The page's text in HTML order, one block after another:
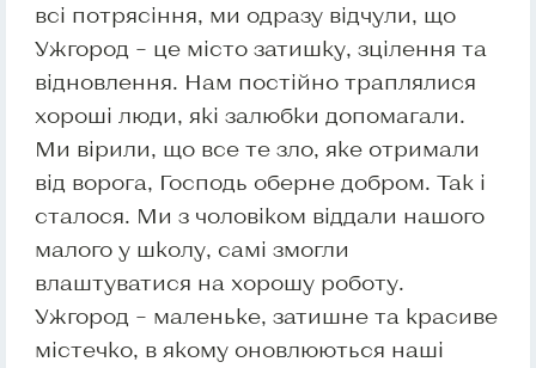
всі потрясіння, ми одразу відчули, що
Ужгород – це місто затишку, зцілення та
відновлення. Нам постійно траплялися
хороші люди, які залюбки допомагали.
Ми вірили, що все те зло, яке отримали
від ворога, Господь оберне добром. Так і
сталося. Ми з чоловіком віддали нашого
малого у школу, самі змогли
влаштуватися на хорошу роботу.
Ужгород – маленьке, затишне та красиве
містечко, в якому оновлюються наші